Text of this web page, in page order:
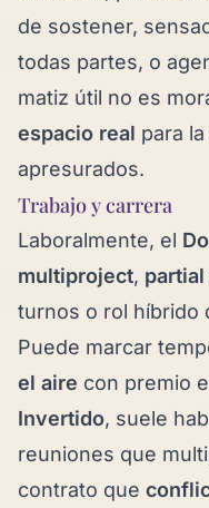
de sostener,
todas partes, o
matiz útil no es
espacio real para
apresurados.
Trabajo y carrera
Laboralmente, el
multiproject,
turnos o rol híbrido
Puede marcar
el aire con premio
Invertido, suele
reuniones que
contrato que